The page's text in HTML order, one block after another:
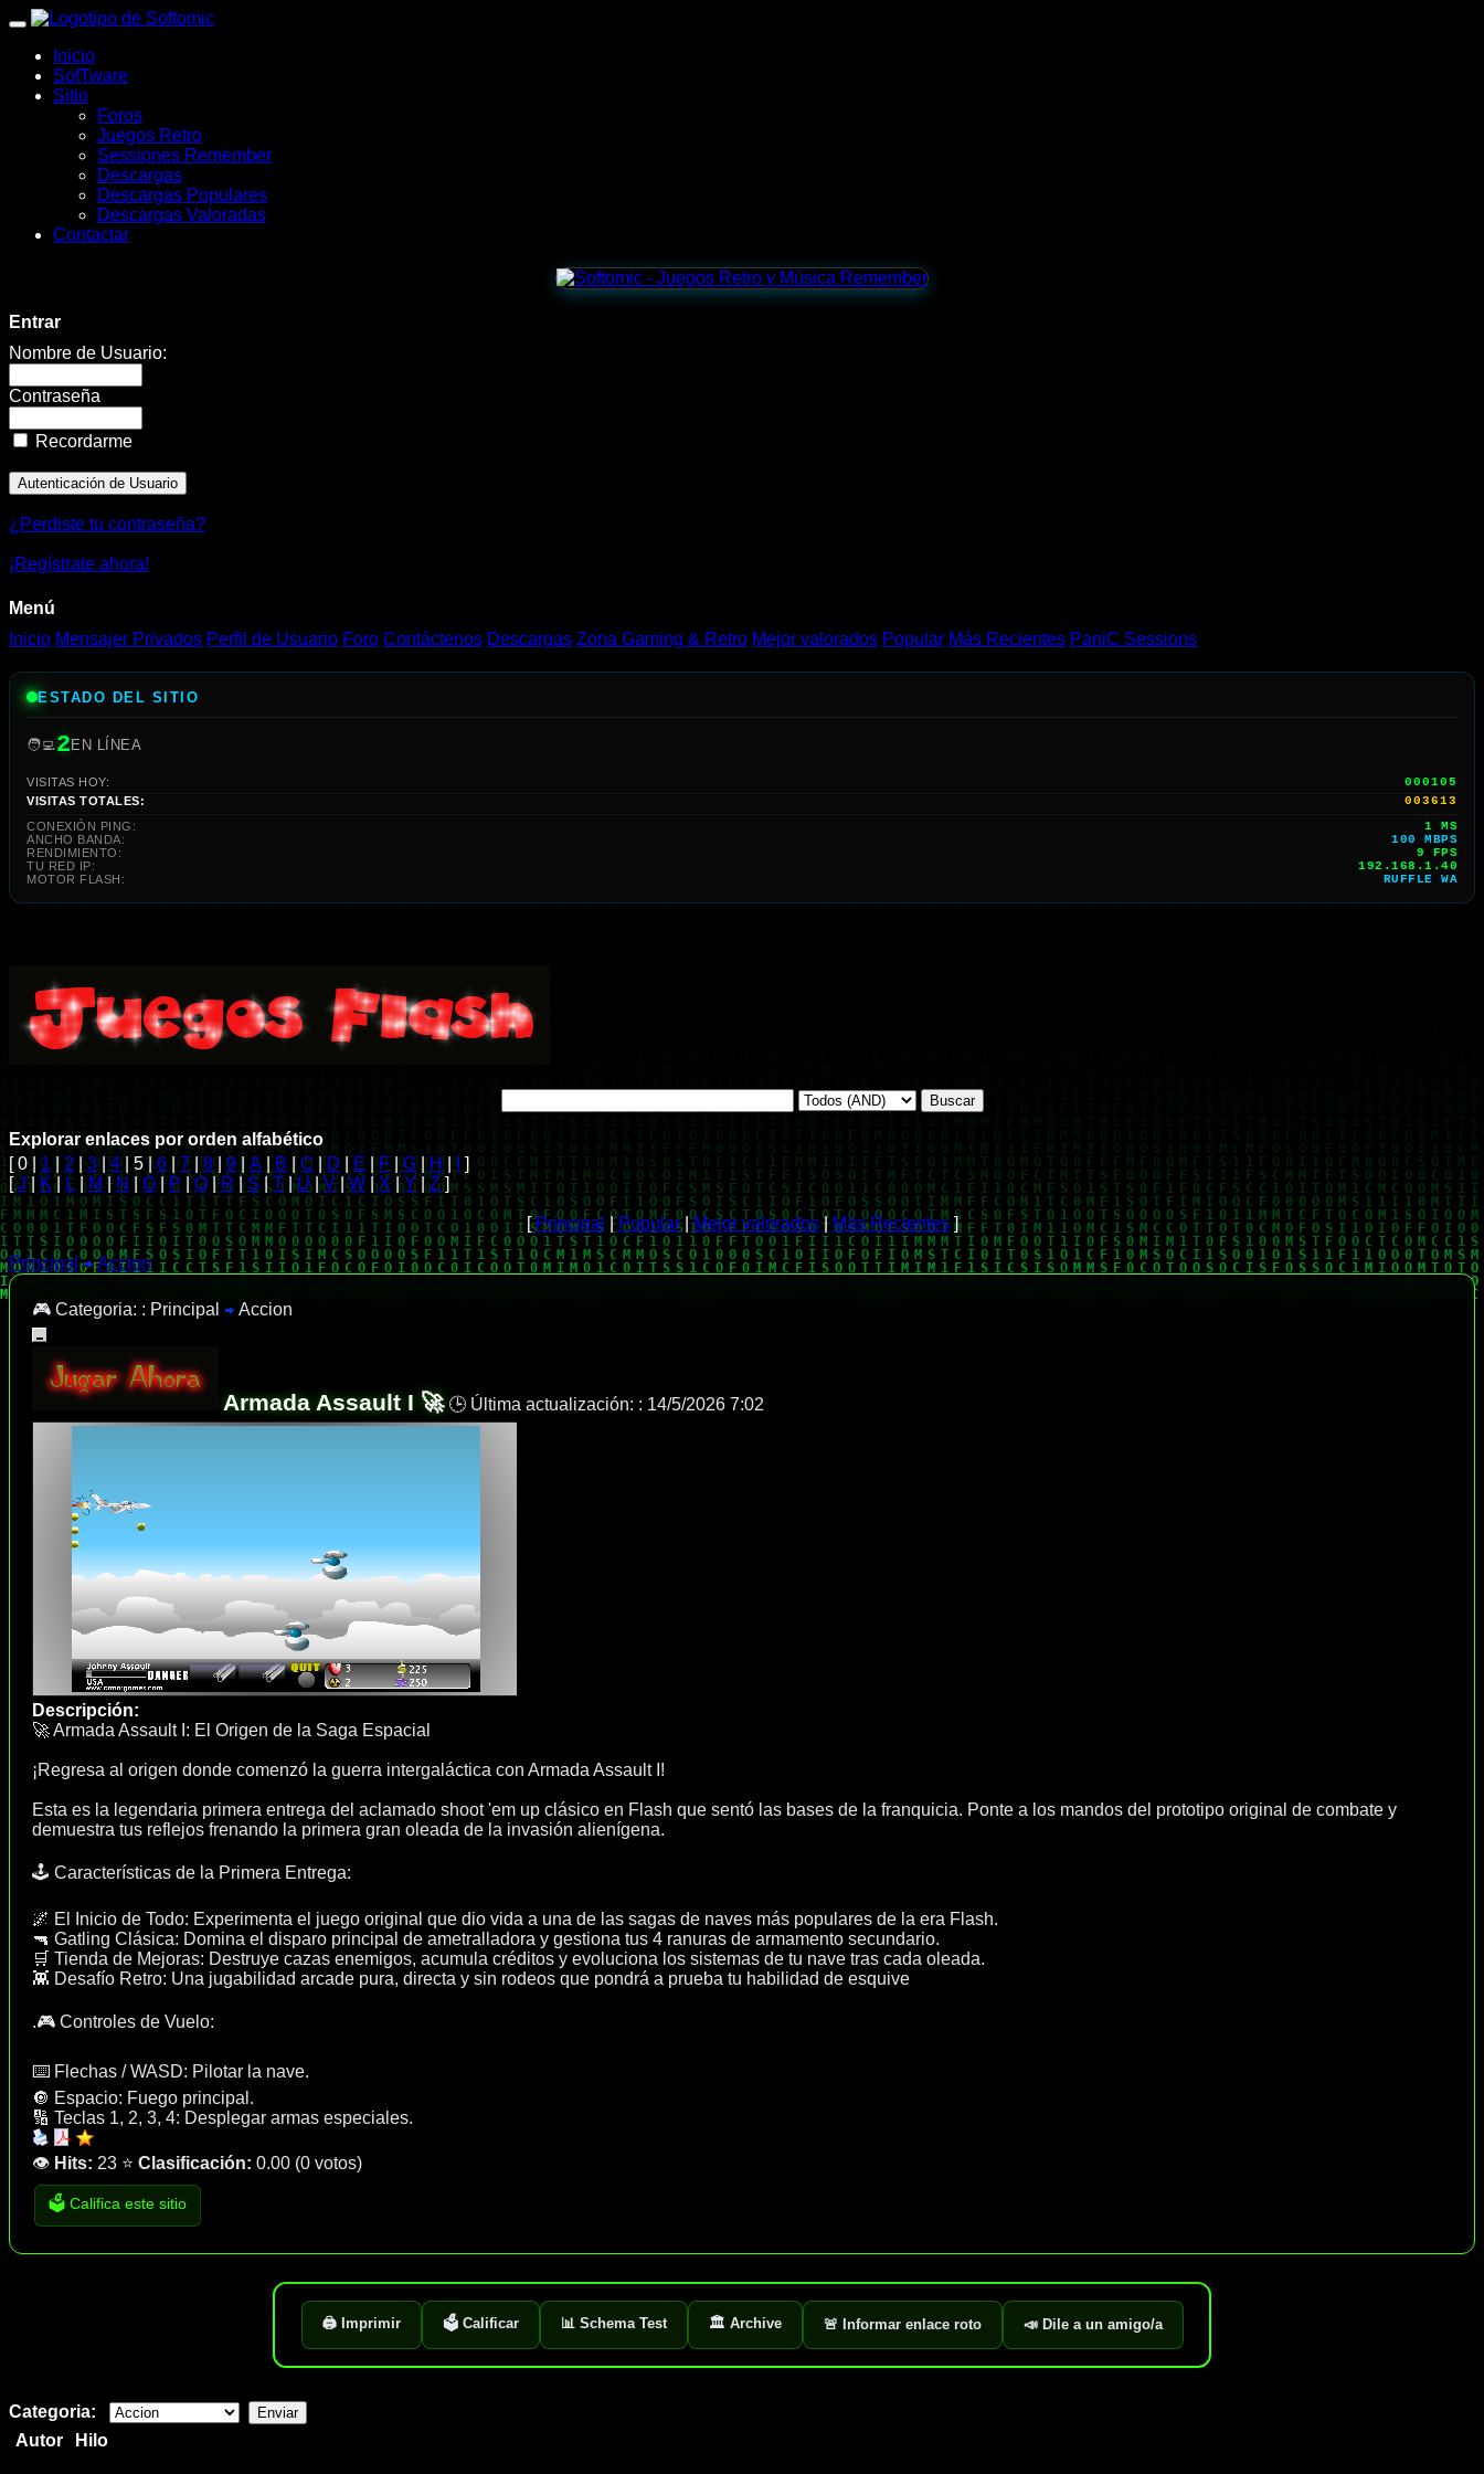
wWw.SofTomiC.org
Zona
Gaming
Retro
Armada
Assault
I
🚀
Inicio
SofTware
Sitio
Foros
Juegos Retro
Sessiones Remember
Descargas
Descargas Populares
Descargas Valoradas
Contactar
Entrar
Nombre de Usuario:
Contraseña
Recordarme
¿Perdiste tu contraseña?
¡Regístrate ahora!
Menú
Inicio Mensajer Privados Perfil de Usuario Foro Contáctenos Descargas Zona Gaming & Retro Mejor valorados Popular Más Recientes PaniC Sessions
ESTADO DEL SITIO
🧑‍💻 2EN LÍNEA
VISITAS HOY:
000105
VISITAS TOTALES:
003613
CONEXIÓN PING:
1 MS
ANCHO BANDA:
100 MBPS
RENDIMIENTO:
8 FPS
TU RED IP:
192.168.1.40
MOTOR FLASH:
RUFFLE WA
Explorar enlaces por orden alfabético
[ 0 | 1 | 2 |3|4| 5 | 6 |7|8| 9| A | B |C | D | E |F|G|H|I ]
[J| K| L |M | N |O | P |Q |R | S |T |U|V|W |X |Y|Z]
[Principal |Popular|Mejor valorados| Más Recientes]
Principal Accion
🎮 Categoria: : Principal Accion
Armada Assault I 🚀 🕒 Última actualización: : 14/5/2026 7:02
Descripción:
🚀 Armada Assault I: El Origen de la Saga Espacial
¡Regresa al origen donde comenzó la guerra intergaláctica con Armada Assault I!
Esta es la legendaria primera entrega del aclamado shoot 'em up clásico en Flash que sentó las bases de la franquicia. Ponte a los mandos del prototipo original de combate y
demuestra tus reflejos frenando la primera gran oleada de la invasión alienígena.
🕹️ Características de la Primera Entrega:
🌌 El Inicio de Todo: Experimenta el juego original que dio vida a una de las sagas de naves más populares de la era Flash.
🔫 Gatling Clásica: Domina el disparo principal de ametralladora y gestiona tus 4 ranuras de armamento secundario.
🛒 Tienda de Mejoras: Destruye cazas enemigos, acumula créditos y evoluciona los sistemas de tu nave tras cada oleada.
👾 Desafío Retro: Una jugabilidad arcade pura, directa y sin rodeos que pondrá a prueba tu habilidad de esquive
.🎮 Controles de Vuelo:
⌨️ Flechas / WASD: Pilotar la nave.
🔘 Espacio: Fuego principal.
🔢 Teclas 1, 2, 3, 4: Desplegar armas especiales.
👁️ Hits: 23 ⭐ Clasificación: 0.00 (0 votos)
🗳️ Califica este sitio
🖨️ Imprimir 🗳️ Calificar 📊 Schema Test 🏛️ Archive 🚨 Informar enlace roto 📣 Dile a un amigo/a
Categoria:
Autor
Hilo